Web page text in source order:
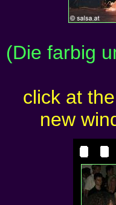
(Die farbig
click at
new